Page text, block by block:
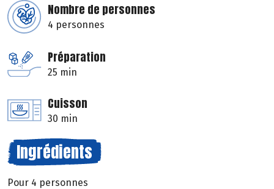
Nombre de personnes
4 personnes
Préparation
25 min
Cuisson
30 min
Ingrédients
Pour 4 personnes